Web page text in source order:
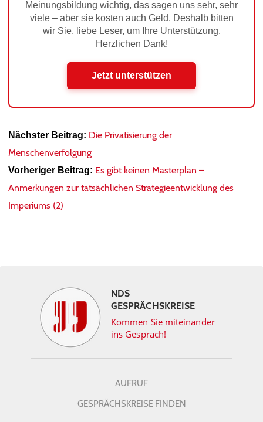
Meinungsbildung wichtig, das sagen uns sehr, sehr
viele – aber sie kosten auch Geld. Deshalb bitten
wir Sie, liebe Leser, um Ihre Unterstützung.
Herzlichen Dank!
Jetzt unterstützen
Nächster Beitrag: Die Privatisierung der
Menschenverfolgung
Vorheriger Beitrag: Es gibt keinen Masterplan –
Anmerkungen zur tatsächlichen Strategieentwicklung des
Imperiums (2)
NDS
GESPRÄCHSKREISE
Kommen Sie miteinander
ins Gespräch!
AUFRUF
GESPRÄCHSKREISE FINDEN